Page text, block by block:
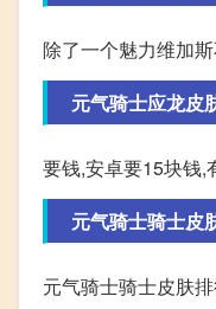
除了一个魅力维加
元气骑士应龙皮
要钱,安卓要15块钱,
元气骑士骑士皮
元气骑士骑士皮肤